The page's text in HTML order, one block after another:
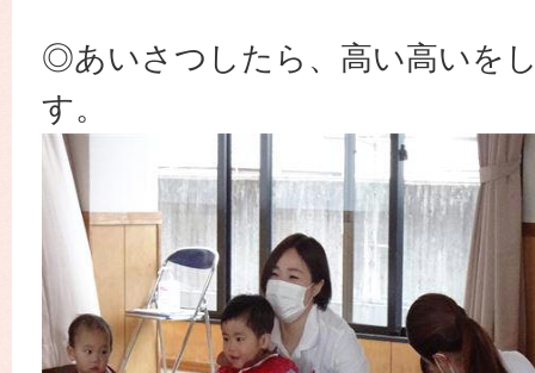
◎あいさつしたら、高い高いを
す。